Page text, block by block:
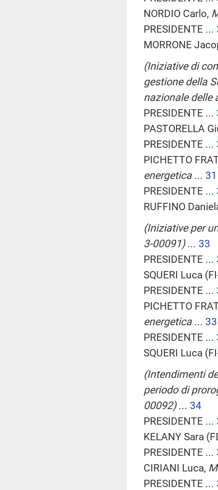
NORDIO Carlo,
PRESIDENTE ...
MORRONE
(Iniziative di
gestione della
nazionale delle
PRESIDENTE ...
PASTORELLA
PRESIDENTE ...
PICHETTO
energetica... 31
PRESIDENTE ...
RUFFINO
(Iniziative per
3-00091)... 33
PRESIDENTE ...
SQUERI Luca
PRESIDENTE ...
PICHETTO
energetica... 33
PRESIDENTE ...
SQUERI Luca
(Intendimenti
periodo di
00092)... 34
PRESIDENTE ...
KELANY Sara
PRESIDENTE ...
CIRIANI Luca,
PRESIDENTE ...